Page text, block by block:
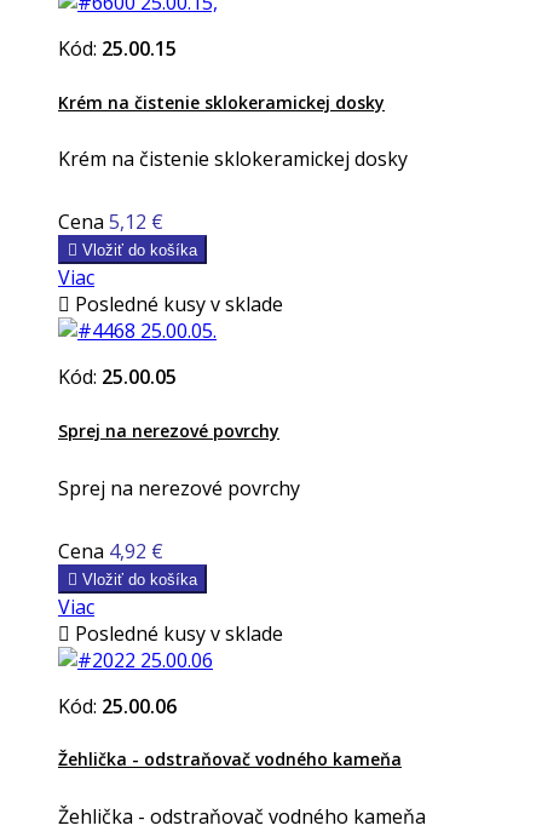
Kód: 25.00.15
Krém na čistenie sklokeramickej dosky
Krém na čistenie sklokeramickej dosky
Cena 5,12 €
 Vložiť do košíka
Viac
 Posledné kusy v sklade
Kód: 25.00.05
Sprej na nerezové povrchy
Sprej na nerezové povrchy
Cena 4,92 €
 Vložiť do košíka
Viac
 Posledné kusy v sklade
Kód: 25.00.06
Žehlička - odstraňovač vodného kameňa
Žehlička - odstraňovač vodného kameňa